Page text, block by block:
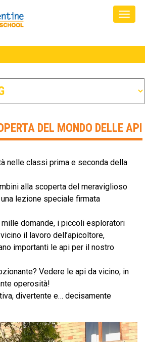
DEL MONDO DELLE API
nelle classi prima e seconda della
alla scoperta del meraviglioso
lezione speciale firmata
domande, i piccoli esploratori
il lavoro dell’apicoltore,
importanti le api per il nostro
Vedere le api da vicino, in
operosità!
divertente e… decisamente